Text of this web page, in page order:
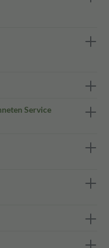
Service